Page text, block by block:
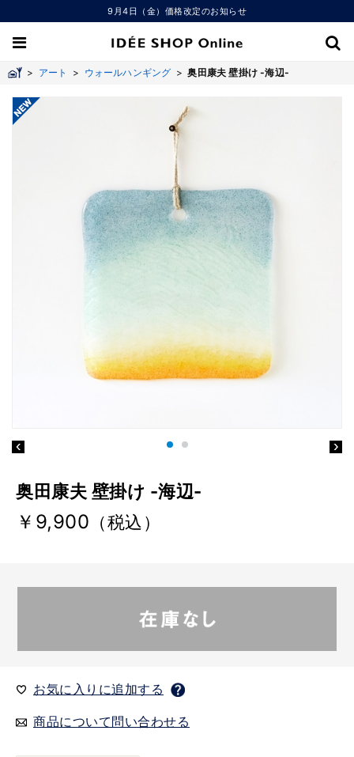
9月4日（金）価格改定のお知らせ
> アート > ウォールハンギング >奥田康夫 壁掛け -海辺-
奥田康夫 壁掛け -海辺-
￥9,900 （税込）
お気に入りに追加する
商品について問い合わせる